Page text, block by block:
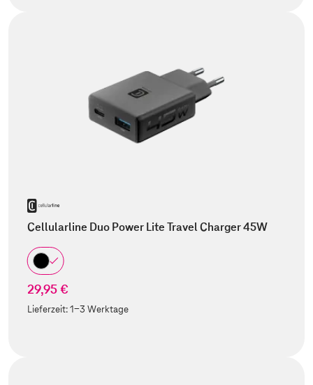
Cellularline Duo Power Lite Travel Charger 45W
29,95 €
Lieferzeit:1-3 Werktage